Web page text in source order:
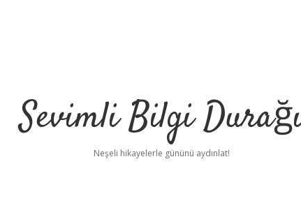
Sevimli Bilgi
Neşeli hikayelerle gününü aydınlat!